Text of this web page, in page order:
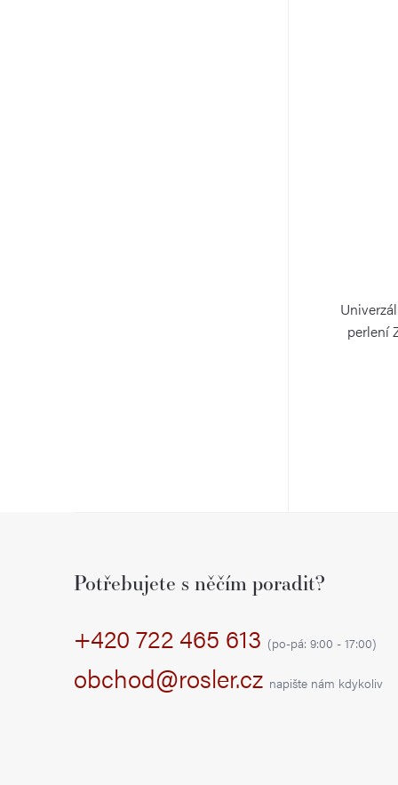
perlení
Potřebujete s něčím poradit?
+420 722 465 613 (po-pá: 9:00 - 17:00)
obchod@rosler.cz napište nám kdykoliv